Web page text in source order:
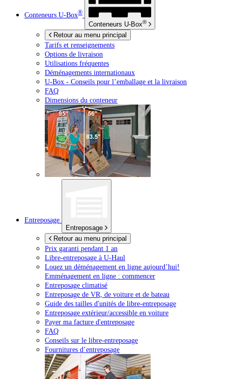
Conteneurs U-Box®
Conteneurs U-Box®
Retour au menu principal
Tarifs et renseignements
Options de livraison
Utilisations fréquentes
Déménagements internationaux
U-Box - Conseils pour l’emballage et la livraison
FAQ
Dimensions du conteneur
Entreposage
Entreposage
Retour au menu principal
Prix garanti pendant 1 an
Libre-entreposage à U-Haul
Louez un déménagement en ligne aujourd’hui!
Emménagement en ligne : commencer
Entreposage climatisé
Entreposage de VR, de voiture et de bateau
Guide des tailles d'unités de libre-entreposage
Entreposage extérieur/accessible en voiture
Payer ma facture d'entreposage
FAQ
Conseils sur le libre-entreposage
Fournitures d’entreposage